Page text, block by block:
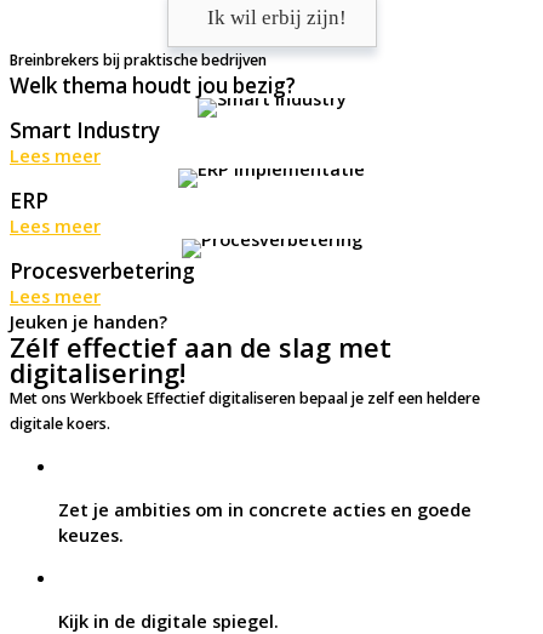
Ik wil erbij zijn!
Breinbrekers bij praktische bedrijven
Welk thema houdt jou bezig?
Smart Industry
Lees meer
ERP
Lees meer
Procesverbetering
Lees meer
Jeuken je handen?
Zélf effectief aan de slag met
digitalisering!
Met ons Werkboek Effectief digitaliseren bepaal je zelf een heldere
digitale koers.
Zet je ambities om in concrete acties en goede
keuzes.
Kijk in de digitale spiegel.